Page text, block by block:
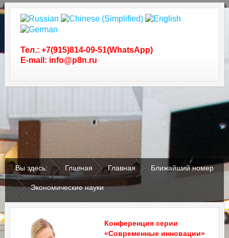
Тел.: +7(915)814-09-51(WhatsApp)
E-mail: info@p8n.ru
Вы здесь: Главная Главная Ближайший номер
Экономические науки
Конференция серии
«Современные инновации»